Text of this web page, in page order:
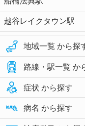
越谷レイクタウン駅
地域一覧 から探
路線・駅一覧 か
症状 から探す
病名 から探す